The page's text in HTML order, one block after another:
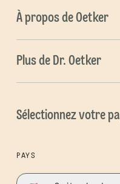
À propos de Oetker
Plus de Dr. Oetker
Sélectionnez votre
PAYS